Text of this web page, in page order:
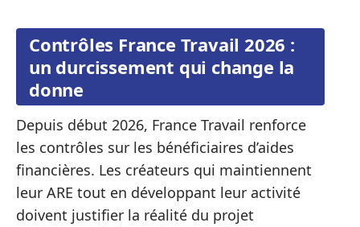
Contrôles France Travail 2026 :
un durcissement qui change la
donne
Depuis début 2026, France Travail renforce
les contrôles sur les bénéficiaires d’aides
financières. Les créateurs qui maintiennent
leur ARE tout en développant leur activité
doivent justifier la réalité du projet